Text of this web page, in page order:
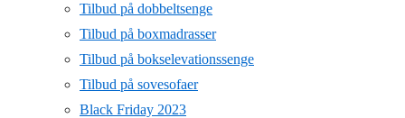
Tilbud på dobbeltsenge
Tilbud på boxmadrasser
Tilbud på bokselevationssenge
Tilbud på sovesofaer
Black Friday 2023